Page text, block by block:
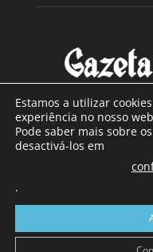
Com sede nas
a sul de distrito de
toda a região Oeste.
Estamos a utilizar
experiência no nosso
Pode saber mais sobre
desactivá-los em
.